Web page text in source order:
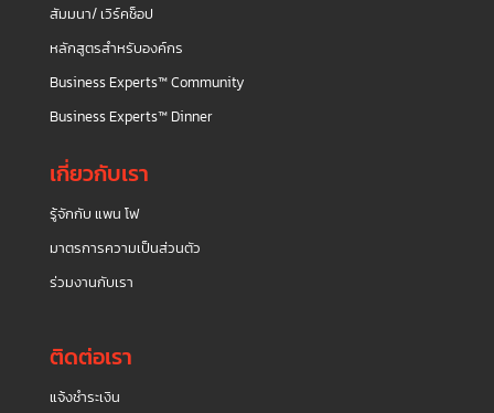
สัมมนา/ เวิร์คช็อป
หลักสูตรสำหรับองค์กร
Business Experts™ Community
Business Experts™ Dinner
เกี่ยวกับเรา
รู้จักกับ แพน โฟ
มาตรการความเป็นส่วนตัว
ร่วมงานกับเรา
ติดต่อเรา
แจ้งชำระเงิน